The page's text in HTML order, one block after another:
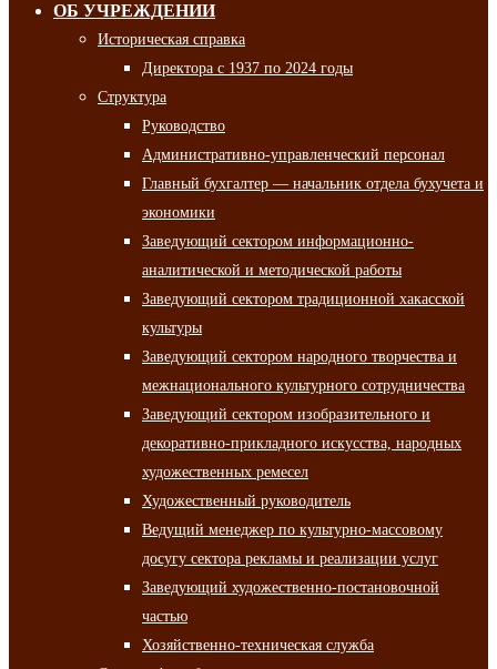
ОБ УЧРЕЖДЕНИИ
Историческая справка
Директора с 1937 по 2024 годы
Структура
Руководство
Административно-управленческий персонал
Главный бухгалтер — начальник отдела бухучета и
экономики
Заведующий сектором информационно-
аналитической и методической работы
Заведующий сектором традиционной хакасской
культуры
Заведующий сектором народного творчества и
межнационального культурного сотрудничества
Заведующий сектором изобразительного и
декоративно-прикладного искусства, народных
художественных ремесел
Художественный руководитель
Ведущий менеджер по культурно-массовому
досугу сектора рекламы и реализации услуг
Заведующий художественно-постановочной
частью
Хозяйственно-техническая служба